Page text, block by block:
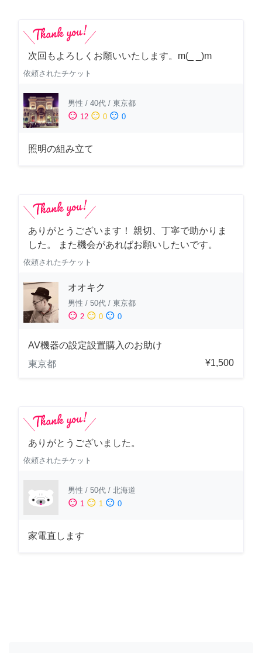
次回もよろしくお願いいたします。m(_ _)m
依頼されたチケット
男性 / 40代 / 東京都
sentiment_satisfied 12 sentiment_neutral 0 sentiment_dissatisfied 0
照明の組み立て
ありがとうございます！ 親切、丁寧で助かりま
した。 また機会があればお願いしたいです。
依頼されたチケット
オオキク
男性 / 50代 / 東京都
sentiment_satisfied 2 sentiment_neutral 0 sentiment_dissatisfied 0
AV機器の設定設置購入のお助け
東京都
¥1,500
ありがとうございました。
依頼されたチケット
男性 / 50代 / 北海道
sentiment_satisfied 1 sentiment_neutral 1 sentiment_dissatisfied 0
家電直します